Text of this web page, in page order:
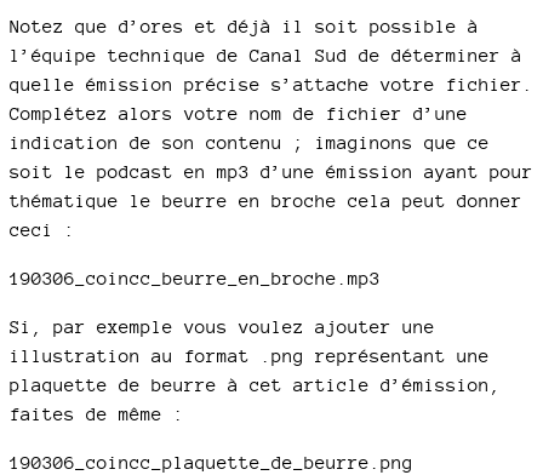
Notez que d’ores et déjà il soit possible à
l’équipe technique de Canal Sud de déterminer à
quelle émission précise s’attache votre fichier.
Complétez alors votre nom de fichier d’une
indication de son contenu ; imaginons que ce
soit le podcast en mp3 d’une émission ayant pour
thématique le beurre en broche cela peut donner
ceci :
190306_coincc_beurre_en_broche.mp3
Si, par exemple vous voulez ajouter une
illustration au format .png représentant une
plaquette de beurre à cet article d’émission,
faites de même :
190306_coincc_plaquette_de_beurre.png